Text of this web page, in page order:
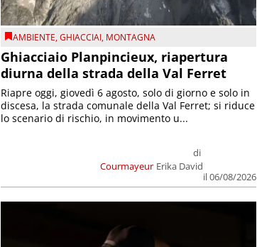
AMBIENTE,GHIACCIAI, MONTAGNA
Ghiacciaio Planpincieux, riapertura
diurna della strada della Val Ferret
Courmayeur
di
Erika David
il 06/08/2026
Riapre oggi, giovedì 6 agosto, solo di giorno e solo in
discesa, la strada comunale della Val Ferret; si riduce
lo scenario di rischio, in movimento u...